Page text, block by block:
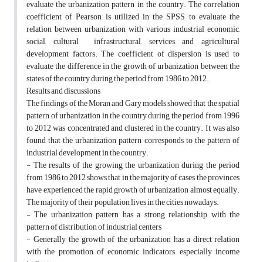
evaluate the urbanization pattern in the country. The correlation
coefficient of Pearson is utilized in the SPSS to evaluate the
relation between urbanization with various industrial economic,
social, cultural, infrastructural, services and agricultural
development factors. The coefficient of dispersion is used to
evaluate the difference in the growth of urbanization between the
states of the country during the period from 1986 to 2012.
Results and discussions
The findings of the Moran and Gary models showed that the spatial
pattern of urbanization in the country during the period from 1996
to 2012 was concentrated and clustered in the country. It was also
found that the urbanization pattern corresponds to the pattern of
industrial development in the country.
- The results of the growing the urbanization during the period
from 1986 to 2012 shows that in the majority of cases, the provinces
have experienced the rapid growth of urbanization almost equally.
The majority of their population lives in the cities nowadays.
- The urbanization pattern has a strong relationship with the
pattern of distribution of industrial centers
- Generally, the growth of the urbanization has a direct relation
with the promotion of economic indicators, especially income